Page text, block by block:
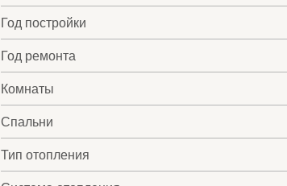
Год постройки
Год ремонта
Комнаты
Спальни
Тип отопления